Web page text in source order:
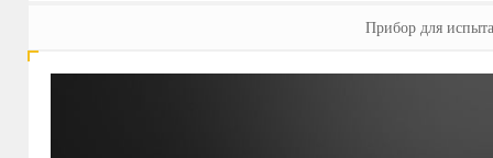
Прибор для